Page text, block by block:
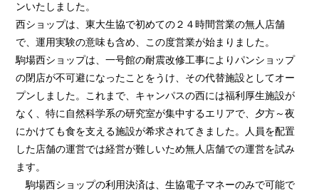
ンいたしました。
西ショップは、東大生協で初めての２４時間営業の無人店舗
で、運用実験の意味も含め、この度営業が始まりました。
駒場西ショップは、一号館の耐震改修工事によりパンショップ
の閉店が不可避になったことをうけ、その代替施設としてオー
プンしました。これまで、キャンパスの西には福利厚生施設が
なく、特に自然科学系の研究室が集中するエリアで、夕方～夜
にかけても食を支える施設が希求されてきました。人員を配置
した店舗の運営では経営が難しいため無人店舗での運営を試み
ます。
駒場西ショップの利用決済は、生協電子マネーのみで可能で